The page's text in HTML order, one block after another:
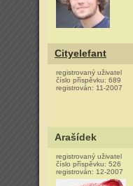
Cityelefant
registrovaný uživatel
číslo příspěvku: 689
registrován: 11-2007
Arašídek
registrovaný uživatel
číslo příspěvku: 526
registrován: 12-2007